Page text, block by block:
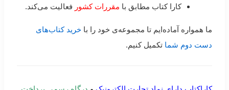
کارا کتاب مطابق با مقررات کشور فعالیت می‌کند.
ما همواره آماده‌ایم تا مجموعه‌ی خود را با خرید کتاب‌های
دست دوم شما تکمیل کنیم.